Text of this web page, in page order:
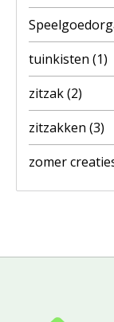
tuinkisten (1)
zitzak(2)
zitzakken (3)
zomer